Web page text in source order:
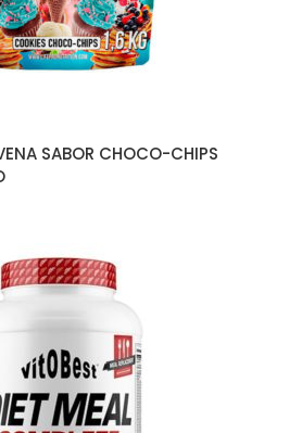
SABOR CHOCO-CHIPS
AÑADIR AL CARRITO